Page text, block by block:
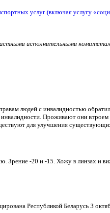
услуг (включая услугу
исполнительными
людей с инвалидностью
Проживают они
для улучшения
Зрение -20 и -15. Хожу в линзах и
Республикой Беларусь 3